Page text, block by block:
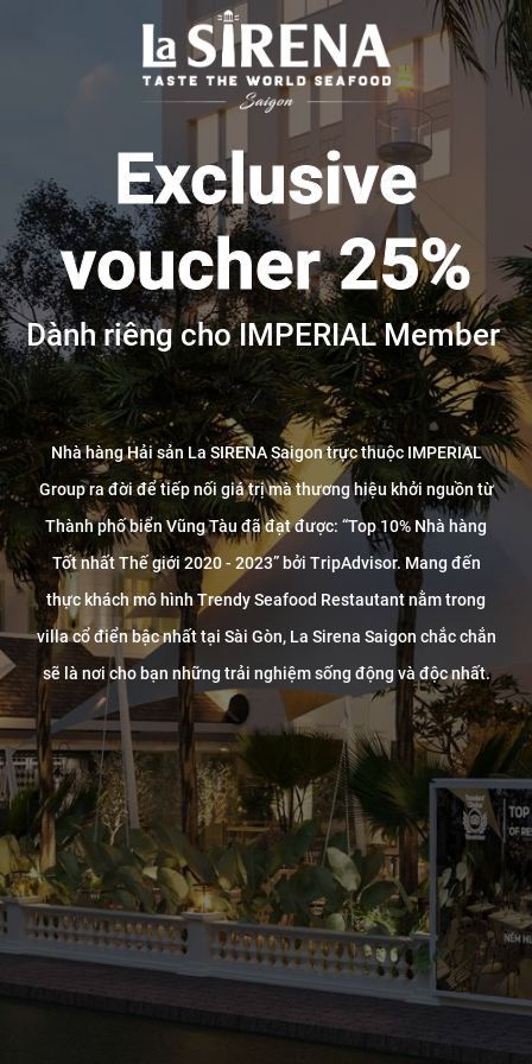
Exclusive
voucher 25%
Dành riêng cho IMPERIAL Member
Nhà hàng Hải sản La SIRENA Saigon trực thuộc IMPERIAL
Group ra đời để tiếp nối giá trị mà thương hiệu khởi nguồn từ
Thành phố biển Vũng Tàu đã đạt được: “Top 10% Nhà hàng
Tốt nhất Thế giới 2020 - 2023” bởi TripAdvisor. Mang đến
thực khách mô hình Trendy Seafood Restautant nằm trong
villa cổ điển bậc nhất tại Sài Gòn, La Sirena Saigon chắc chắn
sẽ là nơi cho bạn những trải nghiệm sống động và độc nhất.